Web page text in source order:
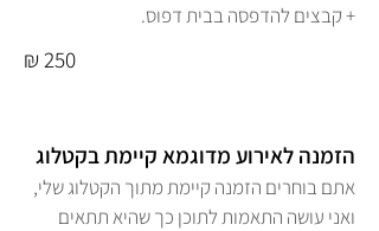
+ קבצים להדפסה בבית דפוס.
250 ₪
הזמנה לאירוע מדוגמא קיימת בקטלוג
אתם בוחרים הזמנה קיימת מתוך הקטלוג שלי,
ואני עושה התאמות לתוכן כך שהיא תתאים